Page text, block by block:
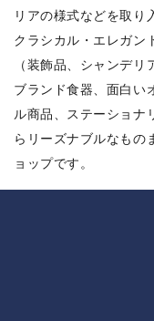
リアの様式などを取り
クラシカル・エレガン
（装飾品、シャンデリ
ブランド食器、面白い
ル商品、ステーショナ
らリーズナブルなもの
ョップです。